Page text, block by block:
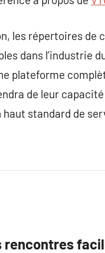
les répertoires de
dans l’industrie
plateforme
de leur
standard de
rencontres